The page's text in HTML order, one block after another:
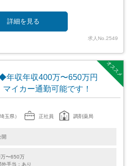
詳細を見る
求人No.2549
オススメ
年収年収400万〜650万円
イカー通勤可能です！
県） 正社員 調剤薬局
開
〜650万
外手当：あり